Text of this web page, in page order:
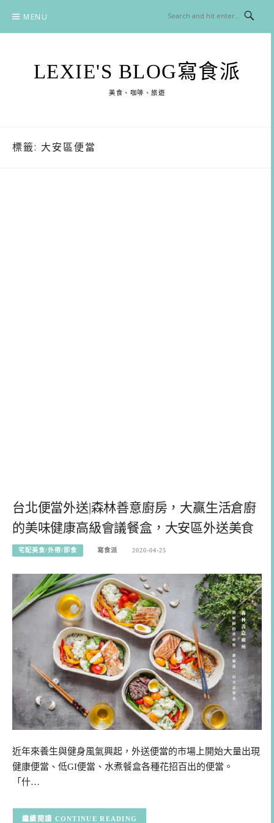
content
MENU
LEXIE'S BLOG寫食派
美食、咖啡、旅遊
標籤: 大安區便當
台北便當外送|森林善意廚房，大贏生活倉廚
的美味健康高級會議餐盒，大安區外送美食
宅配美食/外帶/即食 寫食派 2020-04-25
近年來養生與健身風氣興起，外送便當的市場上開始大量出現
健康便當、低GI便當、水煮餐盒各種花招百出的便當。
「什…
CONTINUE READING